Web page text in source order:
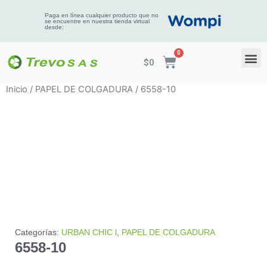
Paga en línea cualquier producto que no
se encuentre en nuestra tienda virtual
desde:
$0
Inicio / PAPEL DE COLGADURA / 6558-10
Categorías: URBAN CHIC l PAPEL DE COLGADURA
6558-10